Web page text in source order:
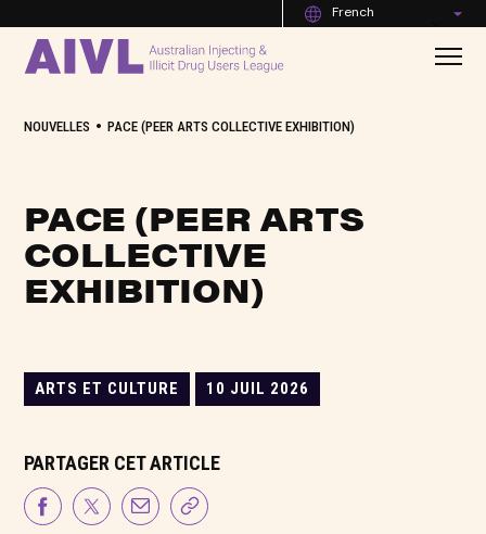
French
NOUVELLES • PACE (PEER ARTS COLLECTIVE EXHIBITION)
PACE (PEER ARTS
COLLECTIVE
EXHIBITION)
ARTS ET CULTURE 10 JUIL 2026
PARTAGER CET ARTICLE